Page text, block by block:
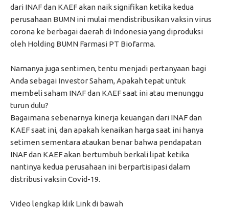
dari INAF dan KAEF akan naik signifikan ketika kedua
perusahaan BUMN ini mulai mendistribusikan vaksin virus
corona ke berbagai daerah di Indonesia yang diproduksi
oleh Holding BUMN Farmasi PT Biofarma.
Namanya juga sentimen, tentu menjadi pertanyaan bagi
Anda sebagai Investor Saham, Apakah tepat untuk
membeli saham INAF dan KAEF saat ini atau menunggu
turun dulu?
Bagaimana sebenarnya kinerja keuangan dari INAF dan
KAEF saat ini, dan apakah kenaikan harga saat ini hanya
setimen sementara ataukan benar bahwa pendapatan
INAF dan KAEF akan bertumbuh berkali lipat ketika
nantinya kedua perusahaan ini berpartisipasi dalam
distribusi vaksin Covid-19.
Video lengkap klik Link di bawah